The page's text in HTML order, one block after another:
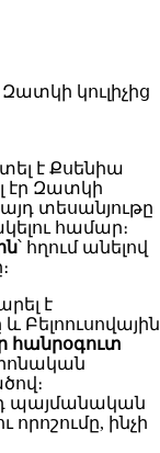
է Քսենիա
էր Զատկի
տեսանյութը
համար։
՝ հղում անելով
է
Բելոուսովային
հանրօգուտ
պայմանական
ինչի